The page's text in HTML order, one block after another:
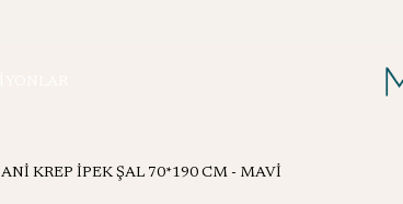
ANİ KREP İPEK ŞAL 70*190 CM - MAVİ